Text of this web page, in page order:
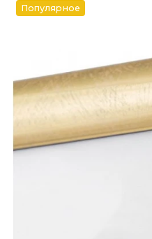
Популярное